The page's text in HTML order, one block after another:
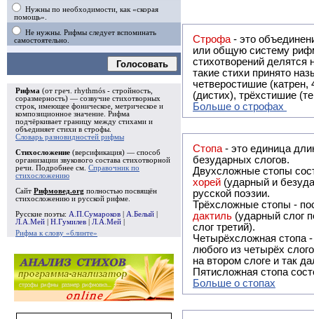
Нужны по необходимости, как «скорая
помощь».
Не нужны. Рифмы следует вспоминать
самостоятельно.
Голосовать
Рифма (от греч. rhythmós - стройность,
соразмерность) — созвучие стихотворных
строк, имеющее фоническое, метрическое и
композиционное значение. Рифма
подчёркивает границу между стихами и
объединяет стихи в строфы
Словарь разновидностей рифмы
Стихосложение (версификация) — способ
организации звукового состава стихотворной
речи. Подробнее см. Справочник по
стихосложению
Сайт Рифмовед.org полностью посвящён
стихосложению и русской рифме.
Русские поэты: А.П.Сумароков А.Белый
Л.А.Мей
Н.Гумилев Л.А.Мей
Рифма к слову «блинте»
Строфа - это объединение двух
или общую систему рифм, и регулярно или периодически
стихотворений делятся на строфы и т.о. являются строфическими.
такие стихи принято называть астрофическими. Самая популярная строфа в русской поэзии -
четверостишие
(дистих), трёхстишие
Больше о строфах
Стопа - это единица
безударных слогов.
Двухсложные стопы
хорей (ударный и
русской поэзии.
Трёхсложные стопы -
дактиль (ударный слог
слог третий).
Четырёхсложная стопа
любого из четырёх
на втором слоге и так
Пятисложная стопа
Больше о стопах